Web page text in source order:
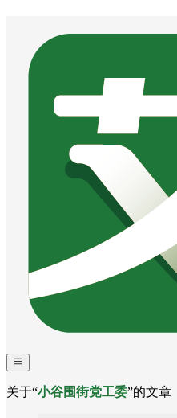
关于“小谷围街党工委”的文章